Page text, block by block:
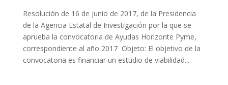
Resolución de 16 de junio de 2017, de la Presidencia
de la Agencia Estatal de Investigación por la que se
aprueba la convocatoria de Ayudas Horizonte Pyme,
correspondiente al año 2017 Objeto: El objetivo de la
convocatoria es financiar un estudio de viabilidad...